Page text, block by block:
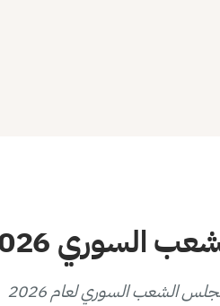
السوري 2026
يوفر هذا المخطط التفاعلي عرضاً بصرياً لتوزيع أعضاء مجلس الشعب السوري لعام 2026